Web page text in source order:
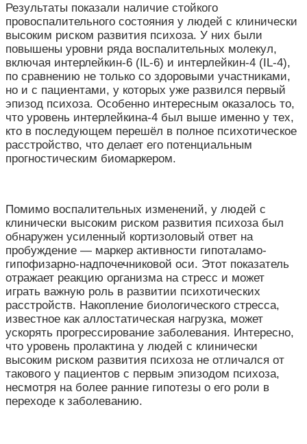
Результаты показали наличие стойкого
провоспалительного состояния у людей с клинически
высоким риском развития психоза. У них были
повышены уровни ряда воспалительных молекул,
включая интерлейкин-6 (IL-6) и интерлейкин-4 (IL-4),
по сравнению не только со здоровыми участниками,
но и с пациентами, у которых уже развился первый
эпизод психоза. Особенно интересным оказалось то,
что уровень интерлейкина-4 был выше именно у тех,
кто в последующем перешёл в полное психотическое
расстройство, что делает его потенциальным
прогностическим биомаркером.
Помимо воспалительных изменений, у людей с
клинически высоким риском развития психоза был
обнаружен усиленный кортизоловый ответ на
пробуждение — маркер активности гипоталамо-
гипофизарно-надпочечниковой оси. Этот показатель
отражает реакцию организма на стресс и может
играть важную роль в развитии психотических
расстройств. Накопление биологического стресса,
известное как аллостатическая нагрузка, может
ускорять прогрессирование заболевания. Интересно,
что уровень пролактина у людей с клинически
высоким риском развития психоза не отличался от
такового у пациентов с первым эпизодом психоза,
несмотря на более ранние гипотезы о его роли в
переходе к заболеванию.